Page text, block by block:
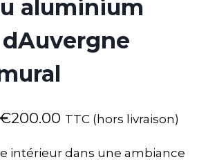
aluminium
€200.00 TTC (hors livraison)
intérieur dans une ambiance